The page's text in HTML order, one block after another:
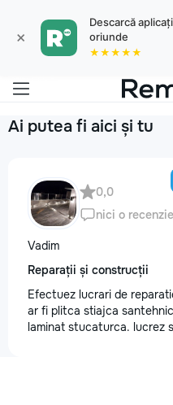
×
Descarcă
oriunde
★★★★★
Ai putea fi aici și tu
0,0
nici o recenzie
Vadim
Reparații și construcții
Efectuez lucrari de
ar fi plitca stiajca
laminat stucaturca. lucrez